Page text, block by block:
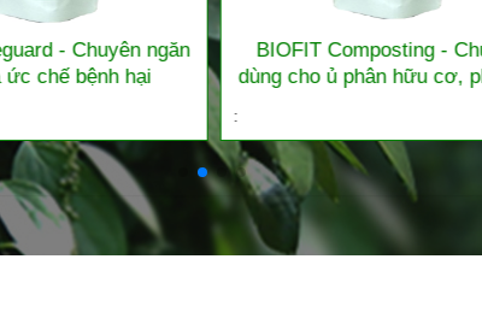
- Chuyên ngăn
ức chế bệnh hại
BIOFIT Composting -
dùng cho ủ phân hữu cơ,
: